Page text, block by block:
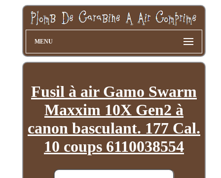
MENU
Fusil à air Gamo Swarm
Maxxim 10X Gen2 à
canon basculant. 177 Cal.
10 coups 6110038554